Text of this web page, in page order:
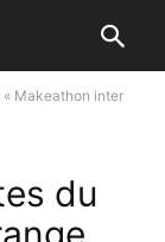
Makeathon inter
du